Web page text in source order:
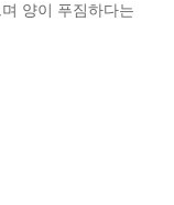
양이 푸짐하다는